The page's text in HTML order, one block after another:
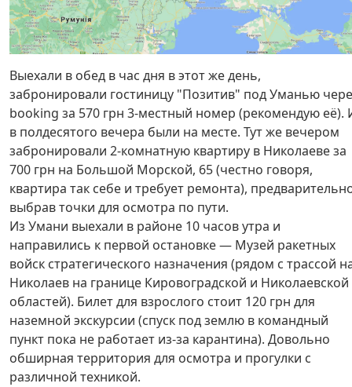
Выехали в обед в час дня в этот же день,
забронировали гостиницу "Позитив" под Уманью
booking за 570 грн 3-местный номер (рекомендую её).
в полдесятого вечера были на месте. Тут же вечером
забронировали 2-комнатную квартиру в Николаеве за
700 грн на Большой Морской, 65 (честно говоря,
квартира так себе и требует ремонта),
выбрав точки для осмотра по пути.
Из Умани выехали в районе 10 часов утра и
направились к первой остановке — Музей ракетных
войск стратегического назначения (рядом с трассой
Николаев на границе Кировоградской и Николаевской
областей). Билет для взрослого стоит 120 грн для
наземной экскурсии (спуск под землю в командный
пункт пока не работает из-за карантина). Довольно
обширная территория для осмотра и прогулки с
различной техникой.